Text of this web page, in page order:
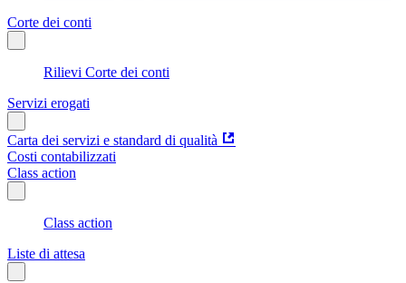
Corte dei conti
Rilievi Corte dei conti
Servizi erogati
Carta dei servizi e standard di qualità
Costi contabilizzati
Class action
Class action
Liste di attesa